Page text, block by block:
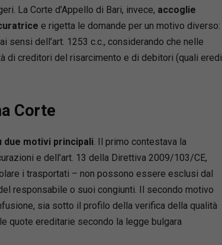
Loaded:
66.22%
Quezel
in infortunistica dal 1997, fondatore e
dedicati alla tutela dei diritti dei danneggiati.
di acquisire un’importante esperienza
È autore dei libri inchiesta Assicurazione a
Malassicurazione e, con Francesco
Salute S.P.A. – La Sanità svenduta alle
Dal 2003 dirige il trimestrale BluNews,
al settore della tutela dei diritti e del
del danno (www.massimoquezel.it).
Carraro
vicepresidente dell’associazione forense
La Corte d’Appello di Bari, invece, accoglie
e rigetta le domande per un motivo diverso:
sensi dell’art. 1253 c.c., considerando che nelle
di creditori del risarcimento e di debitori (quali eredi
Corte
due motivi principali. Il primo contestava la
e dell’art. 13 della Direttiva 2009/103/CE,
i trasportati – non possono essere esclusi dal
responsabile o suoi congiunti. Il secondo motivo
sia sotto il profilo della verifica della qualità
quote ereditarie secondo la legge bulgara